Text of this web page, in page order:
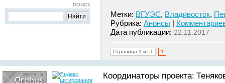
ПОИСК
Метки: ВГУЭС, Владивосток,
Рубрика: Анонсы |
Дата публикации: 22.11.2017
Страница 1 из 1 1
Координаторы проекта: